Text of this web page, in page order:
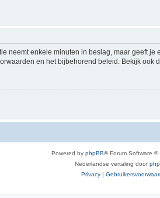
neemt enkele minuten in beslag, maar geeft
en het bijbehorend beleid. Bekijk ook
Powered by phpBB® Forum Software ©
Nederlandse vertaling door
Privacy |